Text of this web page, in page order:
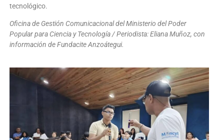
tecnológico.
Oficina de Gestión Comunicacional del Ministerio del Poder
Popular para Ciencia y Tecnología / Periodista: Eliana Muñoz, con
información de Fundacite Anzoátegui.